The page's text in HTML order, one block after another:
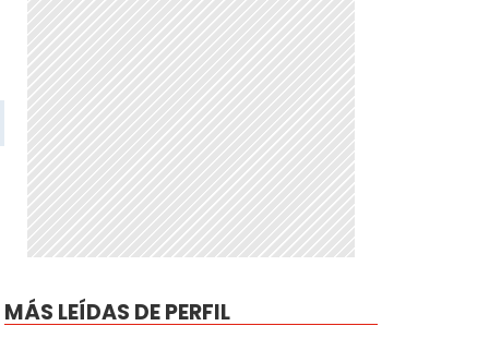
MÁS LEÍDAS DE PERFIL